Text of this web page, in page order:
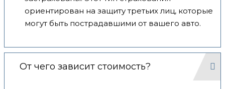
ориентирован на защиту третьих лиц, которые
могут быть пострадавшими от вашего авто.
От чего зависит стоимость?